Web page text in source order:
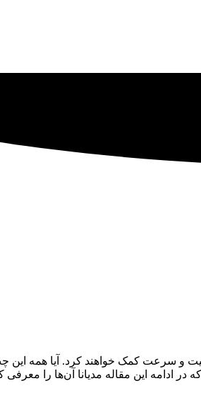
سرعت کمک خواهند کرد. آیا همه این چت